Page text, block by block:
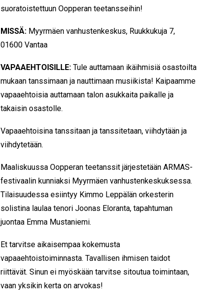
suoratoistettuun Oopperan teetansseihin!
MISSÄ:Myyrmäen vanhustenkeskus, Ruukkukuja 7,
01600 Vantaa
VAPAAEHTOISILLE: Tule auttamaan ikäihmisiä osastoilta
mukaan tanssimaan ja nauttimaan musiikista! Kaipaamme
vapaaehtoisia auttamaan talon asukkaita paikalle ja
takaisin osastolle.
Vapaaehtoisina tanssitaan ja tanssitetaan, viihdytään ja
viihdytetään.
Maaliskuussa Oopperan teetanssit järjestetään ARMAS-
festivaalin kunniaksi Myyrmäen vanhustenkeskuksessa.
Tilaisuudessa esiintyy Kimmo Leppälän orkesterin
solistina laulaa tenori Joonas Eloranta, tapahtuman
juontaa Emma Mustaniemi.
Et tarvitse aikaisempaa kokemusta
vapaaehtoistoiminnasta. Tavallisen ihmisen taidot
riittävät. Sinun ei myöskään tarvitse sitoutua toimintaan,
vaan yksikin kerta on arvokas!